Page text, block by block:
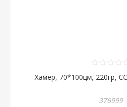
Хамер, 70*100цм, 220гр,
376999